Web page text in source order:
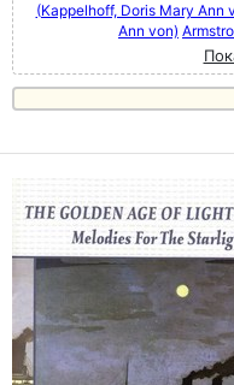
(Kappelhoff, Doris Mary Ann
Ann von)